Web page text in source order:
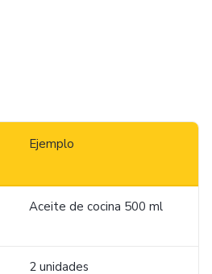
Ejemplo
Aceite de cocina 500 ml
2 unidades